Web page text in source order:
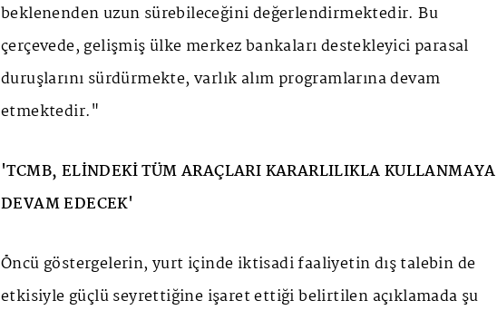
beklenenden uzun sürebileceğini değerlendirmektedir. Bu
çerçevede, gelişmiş ülke merkez bankaları destekleyici parasal
duruşlarını sürdürmekte, varlık alım programlarına devam
etmektedir."
'TCMB, ELİNDEKİ TÜM ARAÇLARI KARARLILIKLA KULLANMAYA
DEVAM EDECEK'
Öncü göstergelerin, yurt içinde iktisadi faaliyetin dış talebin de
etkisiyle güçlü seyrettiğine işaret ettiği belirtilen açıklamada şu